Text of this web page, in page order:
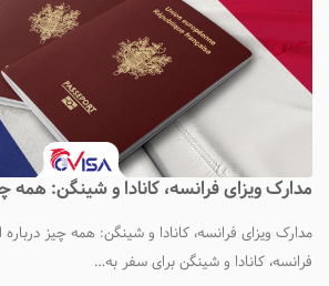
مدارک ویزای فرانسه، کانادا و شینگن: همه
مدارک ویزای فرانسه، کانادا و شینگن: همه چیز
فرانسه، کانادا و شینگن برای سفر به…